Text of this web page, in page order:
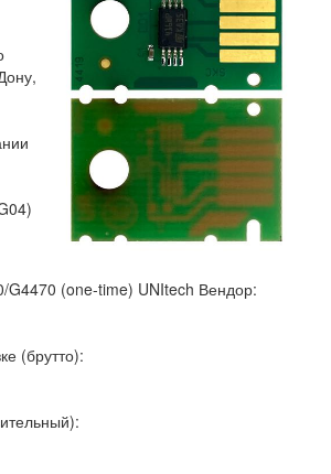
G4470 (one-time) UNItech Вендор:
(брутто):